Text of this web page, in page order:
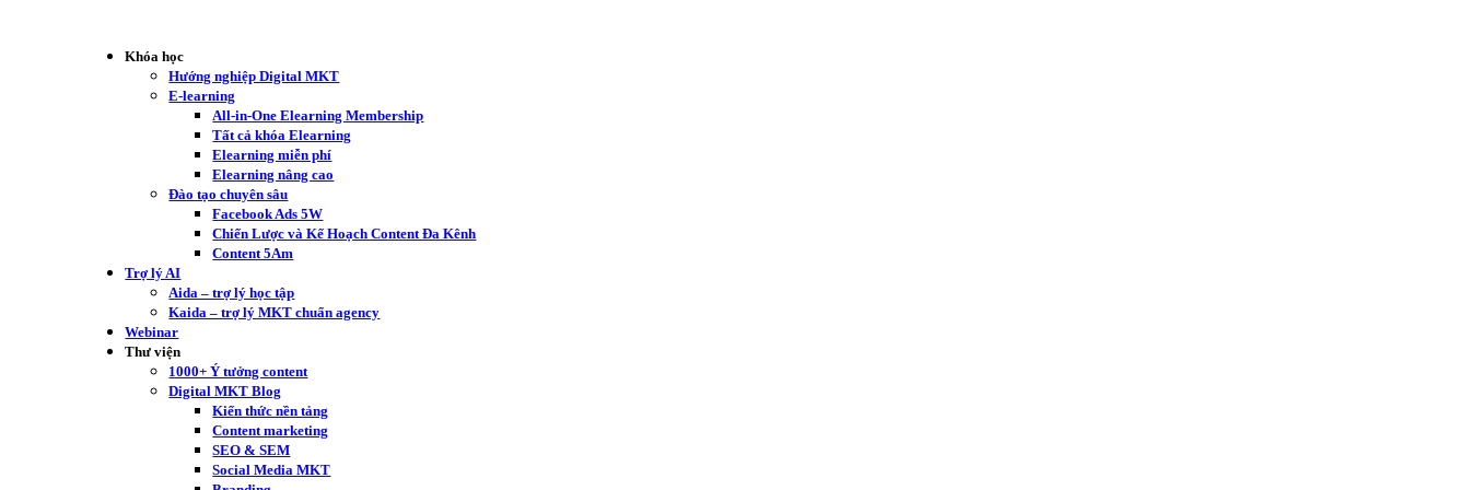
Khóa học
Hướng nghiệp Digital MKT
E-learning
All-in-One Elearning Membership
Tất cả khóa Elearning
Elearning miễn phí
Elearning nâng cao
Đào tạo chuyên sâu
Facebook Ads 5W
Chiến Lược và Kế Hoạch Content Đa Kênh
Content 5Am
Trợ lý AI
Aida – trợ lý học tập
Kaida – trợ lý MKT chuẩn agency
Webinar
Thư viện
1000+ Ý tưởng content
Digital MKT Blog
Kiến thức nền tảng
Content marketing
SEO & SEM
Social Media MKT